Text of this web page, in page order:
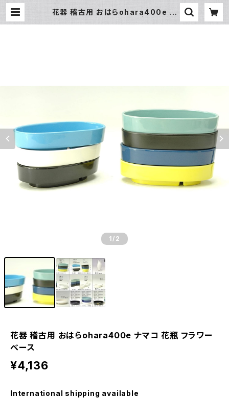
花器 稽古用 おはらohara400e ナ
1 /2
花器 稽古用 おはらohara400e ナマコ 花瓶 フラワー
ベース
¥4,136
International shipping available